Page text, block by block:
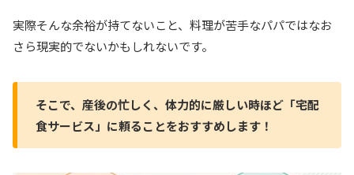
実際そんな余裕が持てないこと、料理が苦手なパパではなお
さら現実的でないかもしれないです。
そこで、産後の忙しく、体力的に厳しい時ほど「宅配
食サービス」に頼ることをおすすめします！